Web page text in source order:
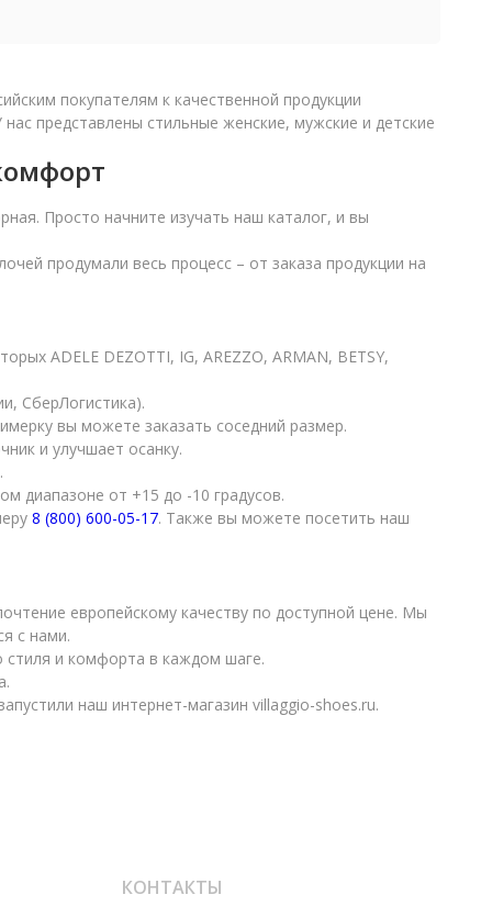
покупателям к качественной продукции
представлены стильные женские, мужские и детские
Просто начните изучать наш каталог, и вы
продумали весь процесс – от заказа продукции на
ADELE DEZOTTI, IG, AREZZO, ARMAN, BETSY,
СберЛогистика).
вы можете заказать соседний размер.
и улучшает осанку.
диапазоне от +15 до -10 градусов.
8 (800) 600-05-17. Также вы можете посетить наш
европейскому качеству по доступной цене. Мы
с нами.
и комфорта в каждом шаге.
наш интернет-магазин villaggio-shoes.ru.
КОНТАКТЫ